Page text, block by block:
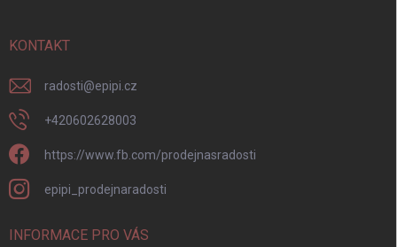
KONTAKT
radosti@epipi.cz
+420602628003
https://www.fb.com/prodejnasradosti
epipi_prodejnaradosti
INFORMACE PRO VÁS